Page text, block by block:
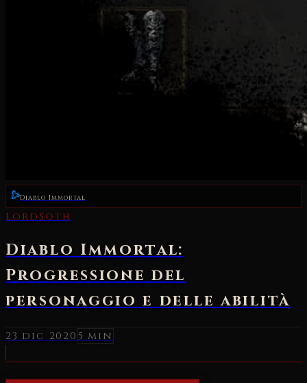
Diablo Immortal
LordSoth
Diablo Immortal:
Progressione del
personaggio e delle abilità
23 dic 20205 min